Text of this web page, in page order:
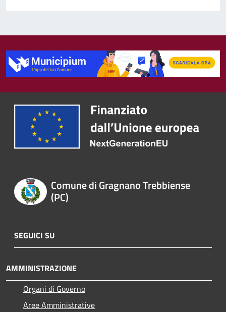
Comune di Gragnano Trebbiense
(PC)
SEGUICI SU
AMMINISTRAZIONE
Organi di Governo
Aree Amministrative